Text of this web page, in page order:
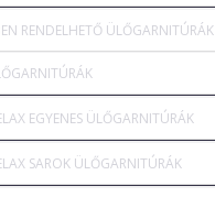
RENDELHETŐ ÜLŐGARNITÚRÁK
EGYENES ÜLŐGARNITÚRÁK
SAROK ÜLŐGARNITÚRÁK